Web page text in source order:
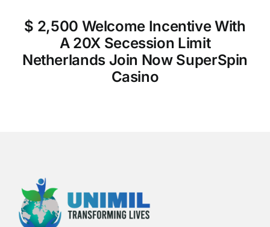
$ 2,500 Welcome Incentive With
A 20X Secession Limit
Netherlands Join Now SuperSpin
Casino